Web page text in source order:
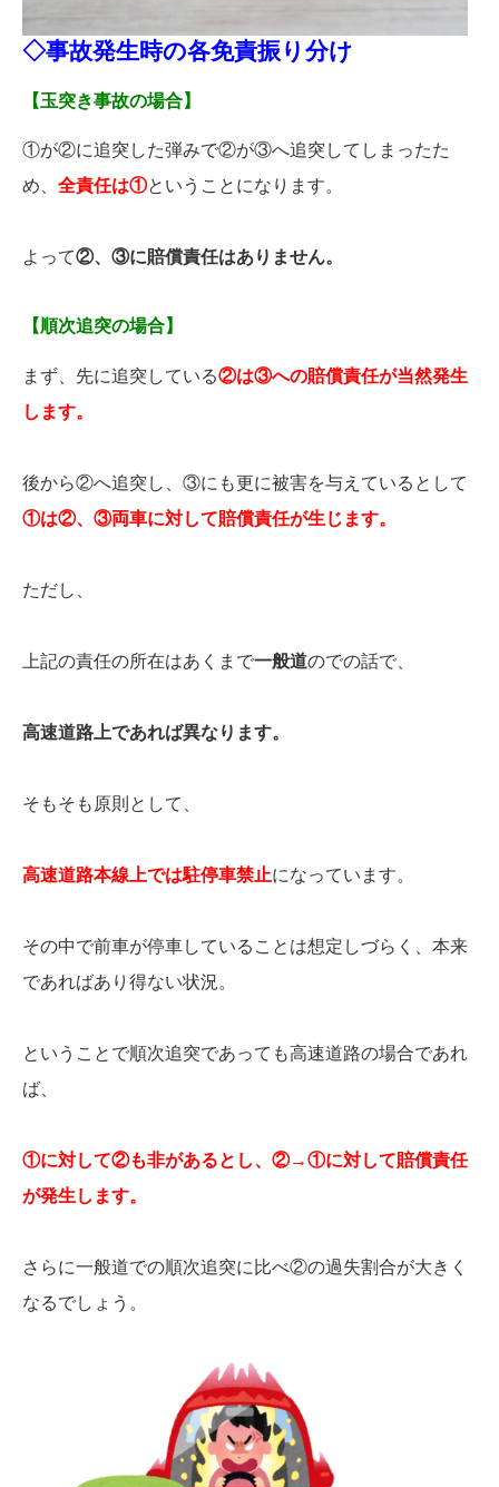
◇事故発生時の各免責振り分け
【玉突き事故の場合】
①が②に追突した弾みで②が③へ追突してしまったた
め、 全責任は①ということになります。
よって②、③に賠償責任はありません。
【順次追突の場合】
まず、先に追突している②は③への賠償責任が当然発生
します。
後から②へ追突し、③にも更に被害を与えているとして
①は②、③両車に対して賠償責任が生じます。
ただし、
上記の責任の所在はあくまで一般道のでの話で、
高速道路上であれば異なります。
そもそも原則として、
高速道路本線上では駐停車禁止になっています。
その中で前車が停車していることは想定しづらく、本来
であればあり得ない状況。
ということで順次追突であっても高速道路の場合であれ
ば、
①に対して②も非があるとし、②→①に対して賠償責任
が発生します。
さらに一般道での順次追突に比べ②の過失割合が大きく
なるでしょう。